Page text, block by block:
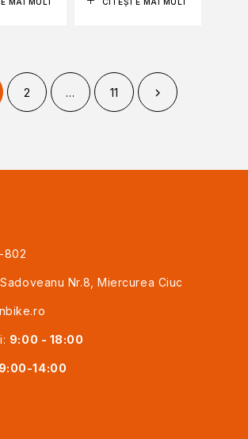
2 … 11
802
Nr.8, Miercurea Ciuc
9:00 - 18:00
9:00-14:00